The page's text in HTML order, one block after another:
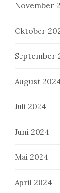
November
Oktober
September
August
Juli 2024
Juni 2024
Mai 2024
April 2024